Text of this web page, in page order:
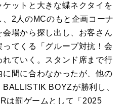
ットと大きな蝶ネクタイを
2 人のMCのもと企画コーナ
場から探し出し、お客さん
てくる「グループ対抗！会
ていく。スタンド席まで行
に間に合わなかったが、他の
BALLISTIK BOYZが勝利し、
は罰ゲームとして「 2025